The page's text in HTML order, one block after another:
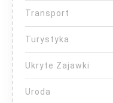
Transport
Turystyka
Ukryte Zajawki
Uroda